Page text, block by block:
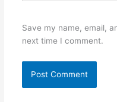
Save my name, email,
next time I comment.